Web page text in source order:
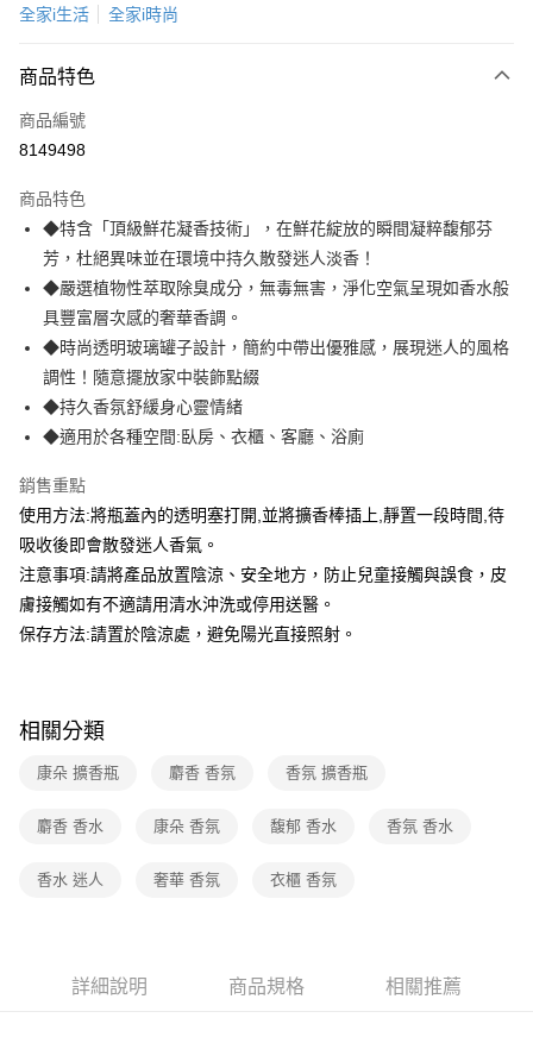
本島宅配-活動商品
免運費
免運費
全家i生活 全家i時尚
商品特色
商品編號
8149498
商品特色
◆特含「頂級鮮花凝香技術」，在鮮花綻放的瞬間凝粹馥郁芬
芳，杜絕異味並在環境中持久散發迷人淡香！
◆嚴選植物性萃取除臭成分，無毒無害，淨化空氣呈現如香水般
具豐富層次感的奢華香調。
◆時尚透明玻璃罐子設計，簡約中帶出優雅感，展現迷人的風格
調性！隨意擺放家中裝飾點綴
◆持久香氛舒緩身心靈情緒
◆適用於各種空間:臥房、衣櫃、客廳、浴廁
銷售重點
使用方法:將瓶蓋內的透明塞打開,並將擴香棒插上,靜置一段時間,待
吸收後即會散發迷人香氣。
注意事項:請將產品放置陰涼、安全地方，防止兒童接觸與誤食，皮
膚接觸如有不適請用清水沖洗或停用送醫。
保存方法:請置於陰涼處，避免陽光直接照射。
相關分類
康朵 擴香瓶 麝香 香氛 香氛 擴香瓶
麝香 香水 康朵 香氛 馥郁 香水 香氛 香水
香水 迷人 奢華 香氛 衣櫃 香氛
詳細說明 商品規格 相關推薦